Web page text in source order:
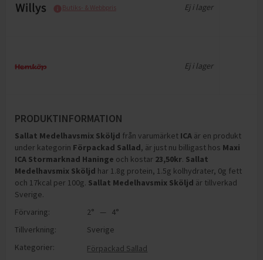
Butiks- & Webbpris Ej i lager
Ej i lager
PRODUKTINFORMATION
Sallat Medelhavsmix Sköljd från varumärket ICA är en produkt
under kategorin Förpackad Sallad, är just nu billigast hos Maxi
ICA Stormarknad Haninge och kostar 23,50kr. Sallat
Medelhavsmix Sköljd har 1.8g protein, 1.5g kolhydrater, 0g fett
och 17kcal per 100g. Sallat Medelhavsmix Sköljd är tillverkad
Sverige.
Förvaring:
2° — 4°
Tillverkning:
Sverige
Kategorier:
Förpackad Sallad